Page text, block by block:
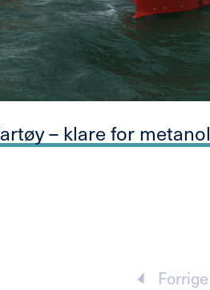
– klare for metanol
Forrige